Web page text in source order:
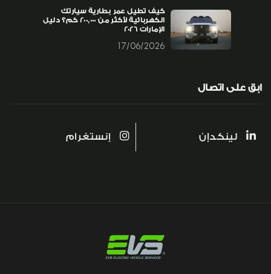
كيف تطيل عمر بطارية سيارتك
الكهربائية لأكثر من 200,000 كم؟ دليل
الإمارات 2026
17/06/2026
ابق على اتصال
لينكدإن إنستغرام